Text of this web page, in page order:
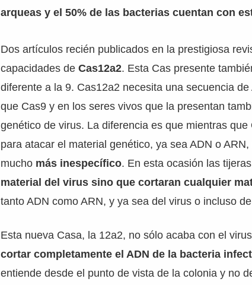
arqueas y el 50% de las bacterias cuentan con
Dos artículos recién publicados en la prestigiosa
capacidades deCas12a2. Esta Cas presente
diferente a la 9. Cas12a2 necesita una secuencia
que Cas9 y en los seres vivos que la presentan
genético de virus. La diferencia es que mientras
para atacar el material genético, ya sea ADN o
mucho más inespecífico. En esta ocasión las
material del virus sino que cortaran cualquier
tanto ADN como ARN, y ya sea del virus o incluso
Esta nueva Casa, la 12a2, no sólo acaba con el
cortar completamente el ADN de la bacteria
entiende desde el punto de vista de la colonia y no